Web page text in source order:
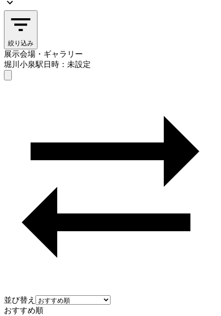
絞り込み
展示会場・ギャラリー
堀川小泉駅日時：未設定
並び替え
おすすめ順